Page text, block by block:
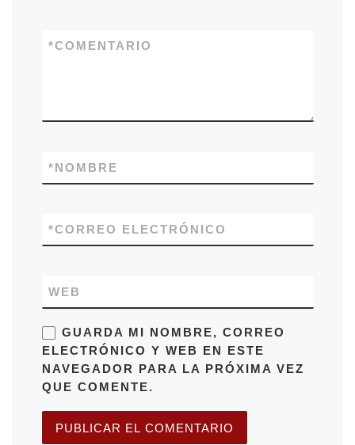
COMENTARIO
*
NOMBRE
*
CORREO ELECTRÓNICO
*
WEB
GUARDA MI NOMBRE, CORREO
ELECTRÓNICO Y WEB EN ESTE
NAVEGADOR PARA LA PRÓXIMA VEZ
QUE COMENTE.